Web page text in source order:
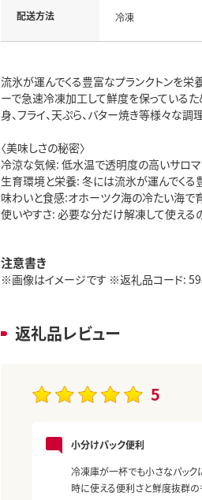
配送方法 冷凍
流氷が運んでくる豊富なプランクトンを栄
ーで急速冷凍加工して鮮度を保っている
身、フライ、天ぷら、バター焼き等様々な
〈美味しさの秘密〉
冷涼な気候: 低水温で透明度の高いサロマ
生育環境と栄養: 冬には流氷が運んでくる
味わいと食感:オホーツク海の冷たい海で
使いやすさ: 必要な分だけ解凍して使える
注意書き
※画像はイメージです ※返礼品コード:
返礼品レビュー
5
小分けパック便利
冷凍庫が一杯でも小さなパック
時に使える便利さと鮮度抜群の